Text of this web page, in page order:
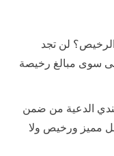
لن تجد
سوى مبالغ رخيصة
الدعية من ضمن
مميز ورخيص ولا